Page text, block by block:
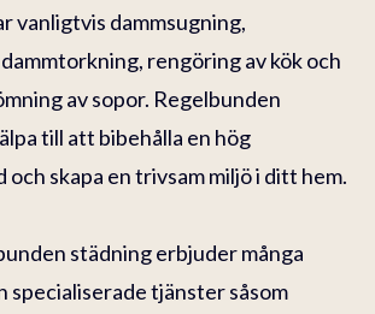
vanligtvis dammsugning,
rengöring av kök och
av sopor. Regelbunden
till att bibehålla en hög
skapa en trivsam miljö i ditt hem.
städning erbjuder många
specialiserade tjänster såsom